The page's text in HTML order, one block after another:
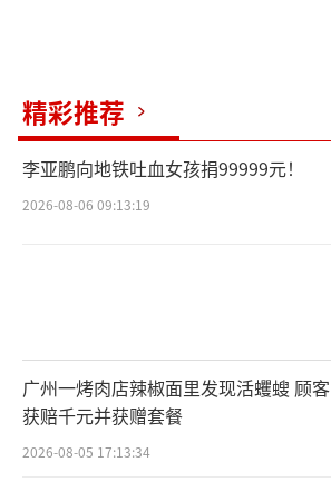
精彩推荐
李亚鹏向地铁吐血女孩捐99999元！
2026-08-06 09:13:19
广州一烤肉店辣椒面里发现活蠼螋 顾客
获赔千元并获赠套餐
2026-08-05 17:13:34